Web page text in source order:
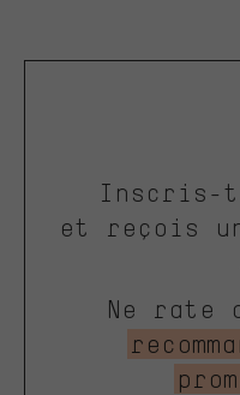
Inscris-
et reçois
Ne rate